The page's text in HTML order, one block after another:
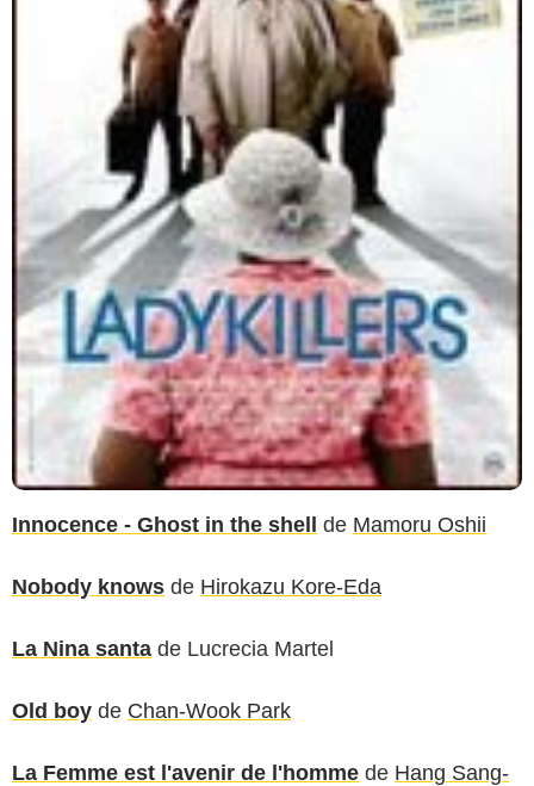
Innocence - Ghost in the shell de Mamoru Oshii
Nobody knows de Hirokazu Kore-Eda
La Nina santa de Lucrecia Martel
Old boy de Chan-Wook Park
La Femme est l'avenir de l'homme de Hang Sang-